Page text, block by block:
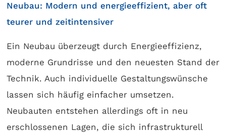
Neubau: Modern und energieeffizient, aber oft
teurer und zeitintensiver
Ein Neubau überzeugt durch Energieeffizienz,
moderne Grundrisse und den neuesten Stand der
Technik. Auch individuelle Gestaltungswünsche
lassen sich häufig einfacher umsetzen.
Neubauten entstehen allerdings oft in neu
erschlossenen Lagen, die sich infrastrukturell